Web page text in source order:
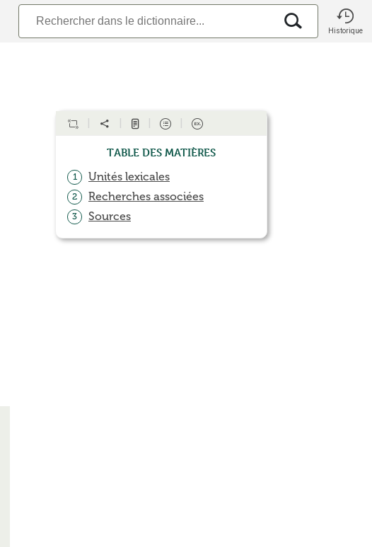
Historique
Table des matières
1 Unités lexicales
2 Recherches associées
3 Sources